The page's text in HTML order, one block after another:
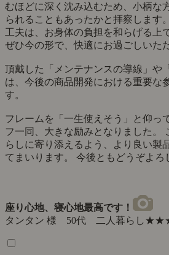
むほどに深く沈み込むため、小柄な
られることもあったかと拝察します
工夫は、お身体の負担を和らげる上
ぜひ今の形で、快適にお過ごしいた
頂戴した「メンテナンスの導線」や
は、今後の商品開発における重要な
す。
フレームを「一生使えそう」と仰っ
フ一同、大きな励みとなりました。
らしに寄り添えるよう、より良い製
てまいります。 今後ともどうぞよろ
座り心地、寝心地最高です！
タンタン 様 50代 二人暮らし